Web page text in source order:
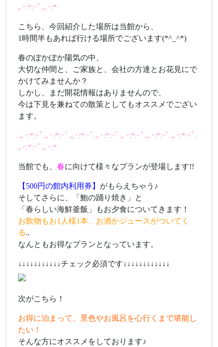
｡･:*:･ﾟ.｡･:*
こちら、今回紹介した場所は当館から、
1時間半もあれば行ける場所でございます(*^_^*)
春のぽかぽか陽気の中、
大切な仲間と、ご家族と、会社の方達とお花見にで
かけてみませんか？
しかし、まだ開花情報はありませんので、
今は下見を兼ねての散策としてもオススメでござい
ます。
.｡･:*:･ﾟ.｡･:*:･ﾟ.｡･:*:･ﾟ.｡･:*:･ﾟ.｡･:*:･ﾟ.｡･:*:･ﾟ.｡･:*:･ﾟ.
｡･:*:･ﾟ.｡･:*
当館でも、 春に向けて様々なプランが登場します!!
【500円の館内利用券】 がもらえちゃう♪
そしてさらに、「鮑の踊り焼き」と
「春らしい海鮮釜飯」もお夕食についてきます！
お飲物もお1人様1本、お酒かジュースがついてく
る..
なんともお得なプランとなっています。
↓↓↓↓↓↓↓↓↓↓↓チェック必須です↓↓↓↓↓↓↓↓↓↓↓↓
次がこちら！
お得に泊まって、景色やお風呂を心行くまで堪能し
たい！
そんな方にオススメをしております♪